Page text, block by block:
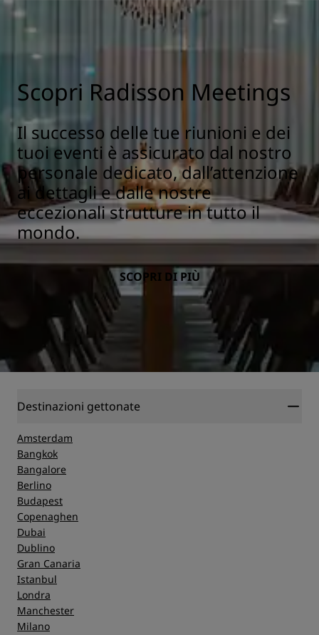
Scopri Radisson Meetings
Il successo delle tue riunioni e dei
tuoi eventi è assicurato dal nostro
personale dedicato, dall’attenzione
ai dettagli e dalle nostre
eccezionali strutture in tutto il
mondo.
SCOPRI DI PIÙ
Destinazioni gettonate
Amsterdam
Bangkok
Bangalore
Berlino
Budapest
Copenaghen
Dubai
Dublino
Gran Canaria
Istanbul
Londra
Manchester
Milano